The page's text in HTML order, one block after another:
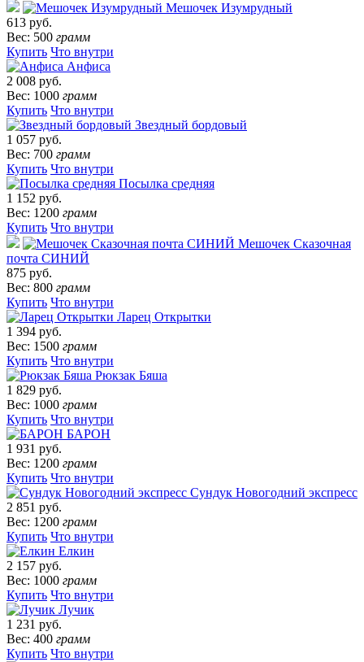
Мешочек Изумрудный
613 руб.
Вес: 500 грамм
Купить Что внутри
Анфиса
2 008 руб.
Вес: 1000 грамм
Купить Что внутри
Звездный бордовый
1 057 руб.
Вес: 700 грамм
Купить Что внутри
Посылка средняя
1 152 руб.
Вес: 1200 грамм
Купить Что внутри
Мешочек Сказочная
почта СИНИЙ
875 руб.
Вес: 800 грамм
Купить Что внутри
Ларец Открытки
1 394 руб.
Вес: 1500 грамм
Купить Что внутри
Рюкзак Бяша
1 829 руб.
Вес: 1000 грамм
Купить Что внутри
БАРОН
1 931 руб.
Вес: 1200 грамм
Купить Что внутри
Сундук Новогодний экспресс
2 851 руб.
Вес: 1200 грамм
Купить Что внутри
Елкин
2 157 руб.
Вес: 1000 грамм
Купить Что внутри
Лучик
1 231 руб.
Вес: 400 грамм
Купить Что внутри